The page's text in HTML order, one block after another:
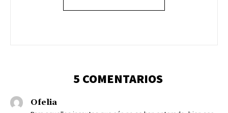
5 COMENTARIOS
Ofelia